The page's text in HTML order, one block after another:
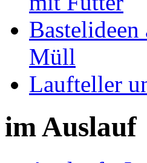
Müll
Laufteller
im Auslauf